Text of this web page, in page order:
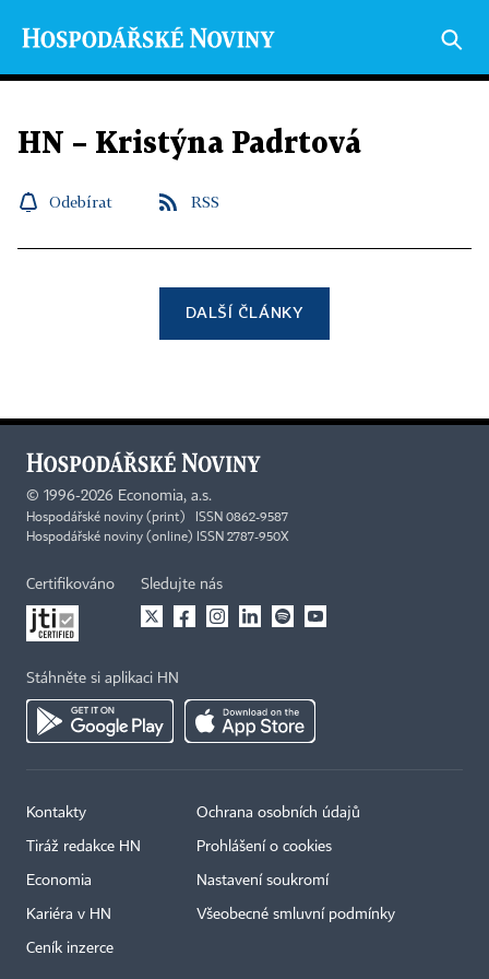
HN – Kristýna Padrtová
Odebírat RSS
DALŠÍ ČLÁNKY
© 1996-2026 Economia, a.s.
Hospodářské noviny (print) ISSN 0862-9587
Hospodářské noviny (online) ISSN 2787-950X
Certifikováno Sledujte nás
Stáhněte si aplikaci HN
Kontakty
Tiráž redakce HN
Economia
Kariéra v HN
Ceník inzerce
Ochrana osobních údajů
Prohlášení o cookies
Nastavení soukromí
Všeobecné smluvní podmínky